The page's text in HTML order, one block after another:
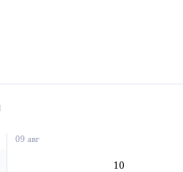
09 авг
10